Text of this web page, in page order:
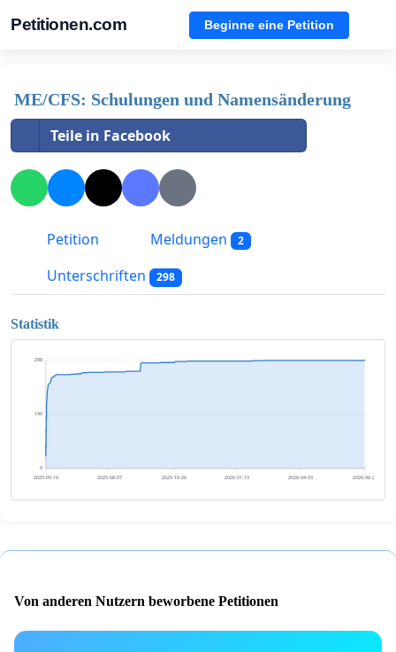
Petitionen.com Beginne eine Petition
ME/CFS: Schulungen und Namensänderung
Teile in Facebook
Petition Meldungen 2
Unterschriften 298
Statistik
0
149
298
2025-05-19 2025-08-07 2025-10-26 2026-01-13 2026-04-03 2026-06-22
Von anderen Nutzern beworbene Petitionen